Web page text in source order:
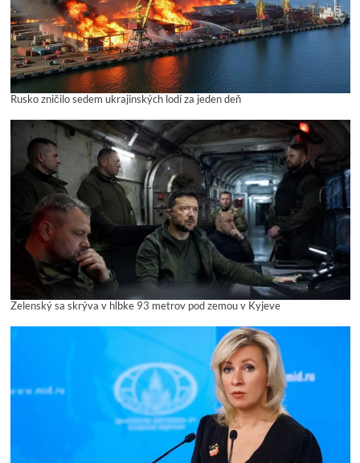
Rusko zničilo sedem ukrajinských lodí za jeden deň
Zelenský sa skrýva v hĺbke 93 metrov pod zemou v Kyjeve